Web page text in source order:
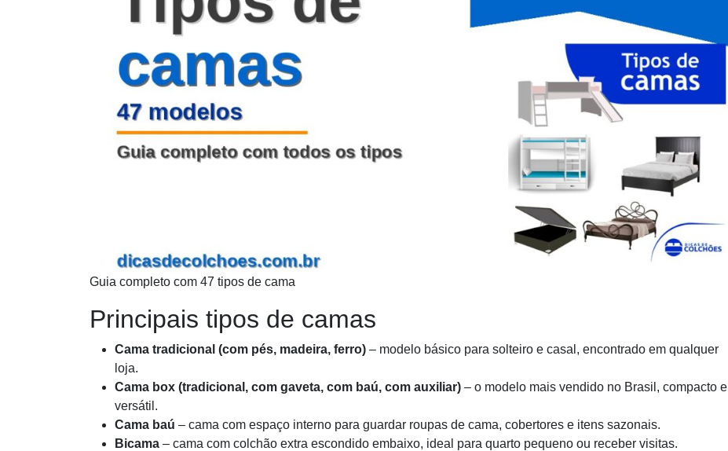
Guia completo com 47 tipos de cama
Principais tipos de camas
Cama tradicional (com pés, madeira, ferro) – modelo básico para solteiro e casal, encontrado em qualquer
loja.
Cama box (tradicional, com gaveta, com baú, com auxiliar) – o modelo mais vendido no Brasil, compacto e
versátil.
Cama baú – cama com espaço interno para guardar roupas de cama, cobertores e itens sazonais.
Bicama – cama com colchão extra escondido embaixo, ideal para quarto pequeno ou receber visitas.